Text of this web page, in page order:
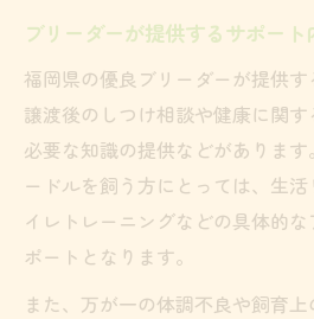
ブリーダーが提供するサポート
福岡県の優良ブリーダーが提供す
譲渡後のしつけ相談や健康に関
必要な知識の提供などがありま
ードルを飼う方にとっては、生
イレトレーニングなどの具体的
ポートとなります。
また、万が一の体調不良や飼育